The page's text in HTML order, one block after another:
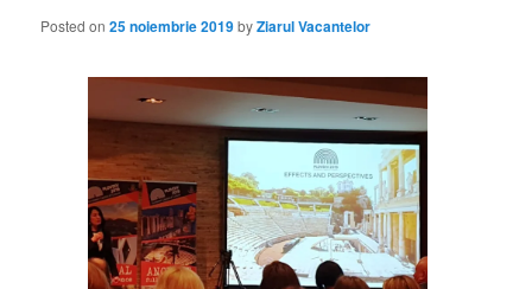
Posted on25 noiembrie 2019byZiarul Vacantelor